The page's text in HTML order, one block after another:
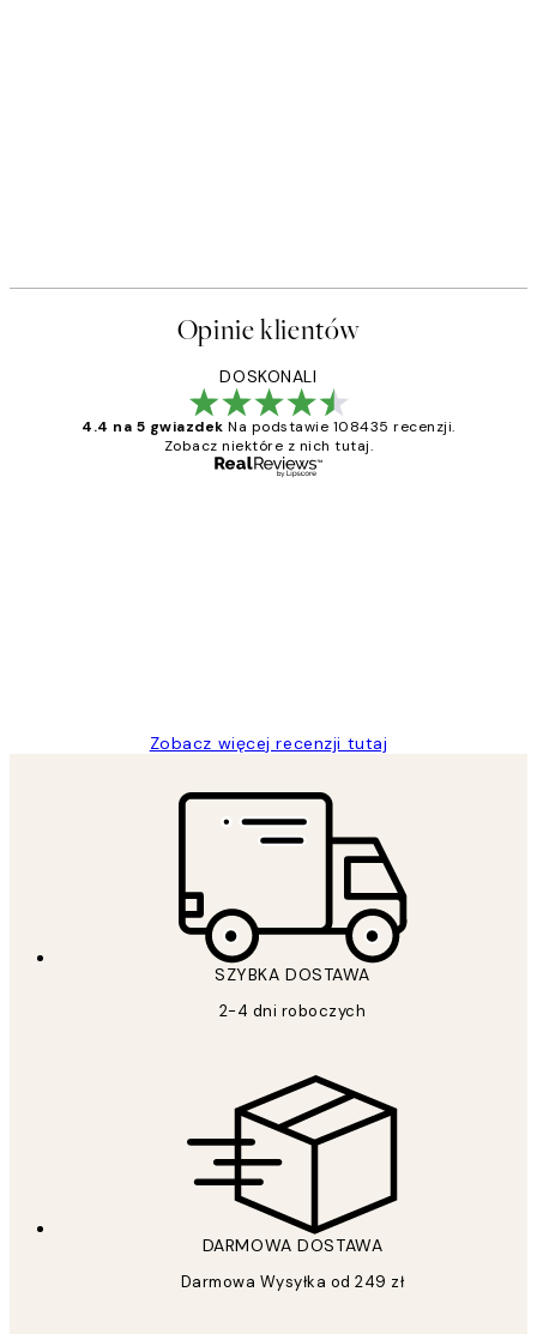
Opinie klientów
DOSKONALI
4.4 na 5 gwiazdek Na podstawie 108435 recenzji.
Zobacz niektóre z nich tutaj.
Zobacz więcej recenzji tutaj
SZYBKA DOSTAWA
2-4 dni roboczych
DARMOWA DOSTAWA
Darmowa Wysyłka od 249 zł